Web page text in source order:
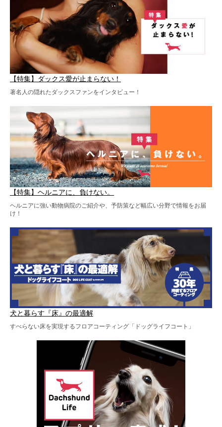
【特集】ダックス愛が止まらない！
著名人の隠れたダックスファンをインタビュー！
【特集】ヘルニアに、負けない。
ヘルニアに強い動物病院のご紹介や、予防策など幅広い分野で情報をお届
け！
犬と暮らす『床』の最適解
すべらない床を実現するフロアコーティング「ドッグライフコート」